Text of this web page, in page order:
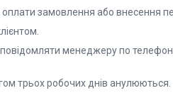
оплати замовлення або внесення
менеджеру по
трьох робочих днів анулюються.